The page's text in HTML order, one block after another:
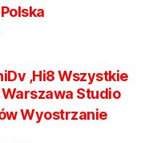
,Hi8 Wszystkie
Studio
Wyostrzanie